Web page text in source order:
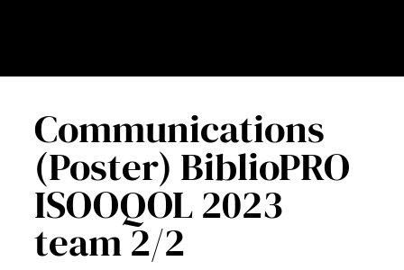
Communications
(Poster) BiblioPRO
ISOOQOL 2023
team 2/2